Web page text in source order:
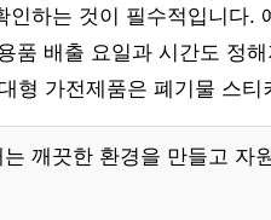
하는 것이 필수적입니다.
품 배출 요일과 시간도 정
형 가전제품은 폐기물 스
깨끗한 환경을 만들고 자